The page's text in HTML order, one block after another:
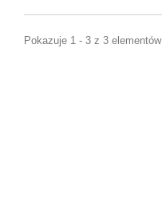
Pokazuje 1 - 3 z 3 elementów